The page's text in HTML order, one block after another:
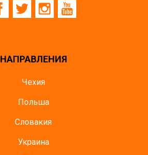
НАПРАВЛЕНИЯ
Чехия
Польша
Словакия
Украина